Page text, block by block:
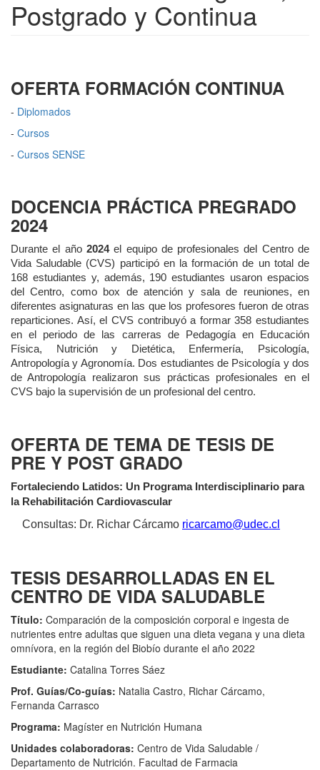
Postgrado y Continua
OFERTA FORMACIÓN CONTINUA
- Diplomados
- Cursos
- Cursos SENSE
DOCENCIA PRÁCTICA PREGRADO
2024
Durante el año 2024el equipo de profesionales del Centro de
Vida Saludable (CVS) participó en la formación de un total de
168 estudiantes y, además, 190 estudiantes usaron espacios
del Centro, como box de atención y sala de reuniones, en
diferentes asignaturas en las que los profesores fueron de otras
reparticiones. Así, el CVS contribuyó a formar 358 estudiantes
en el periodo de las carreras de Pedagogía en Educación
Física, Nutrición y Dietética, Enfermería, Psicología,
Antropología y Agronomía. Dos estudiantes de Psicología y dos
de Antropología realizaron sus prácticas profesionales en el
CVS bajo la supervisión de un profesional del centro.
OFERTA DE TEMA DE TESIS DE
PRE Y POST GRADO
Fortaleciendo Latidos: Un Programa Interdisciplinario para
la Rehabilitación Cardiovascular
Consultas: Dr. Richar Cárcamo ricarcamo@udec.cl
TESIS DESARROLLADAS EN EL
CENTRO DE VIDA SALUDABLE
Título: Comparación de la composición corporal e ingesta de
nutrientes entre adultas que siguen una dieta vegana y una dieta
omnívora, en la región del Biobío durante el año 2022
Estudiante: Catalina Torres Sáez
Prof. Guías/Co-guías: Natalia Castro, Richar Cárcamo,
Fernanda Carrasco
Programa: Magíster en Nutrición Humana
Unidades colaboradoras: Centro de Vida Saludable /
Departamento de Nutrición. Facultad de Farmacia